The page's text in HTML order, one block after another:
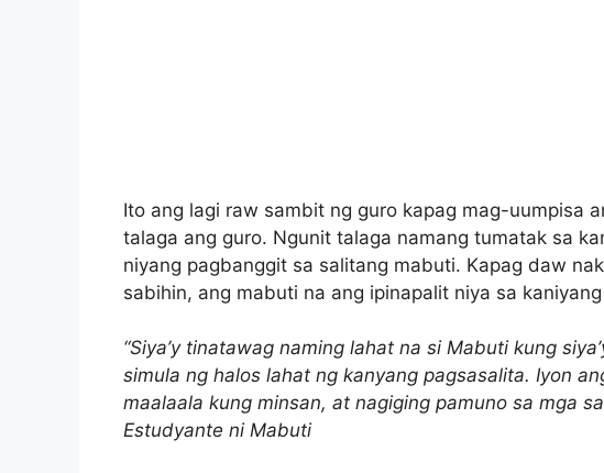
Ito ang lagi raw sambit ng guro kapag mag-uumpisa
talaga ang guro. Ngunit talaga namang tumatak sa
niyang pagbanggit sa salitang mabuti. Kapag daw
sabihin, ang mabuti na ang ipinapalit niya sa
“Siya’y tinatawag naming lahat na si Mabuti kung
simula ng halos lahat ng kanyang pagsasalita. Iyon
maalaala kung minsan, at nagiging pamuno sa mga
Estudyante ni Mabuti